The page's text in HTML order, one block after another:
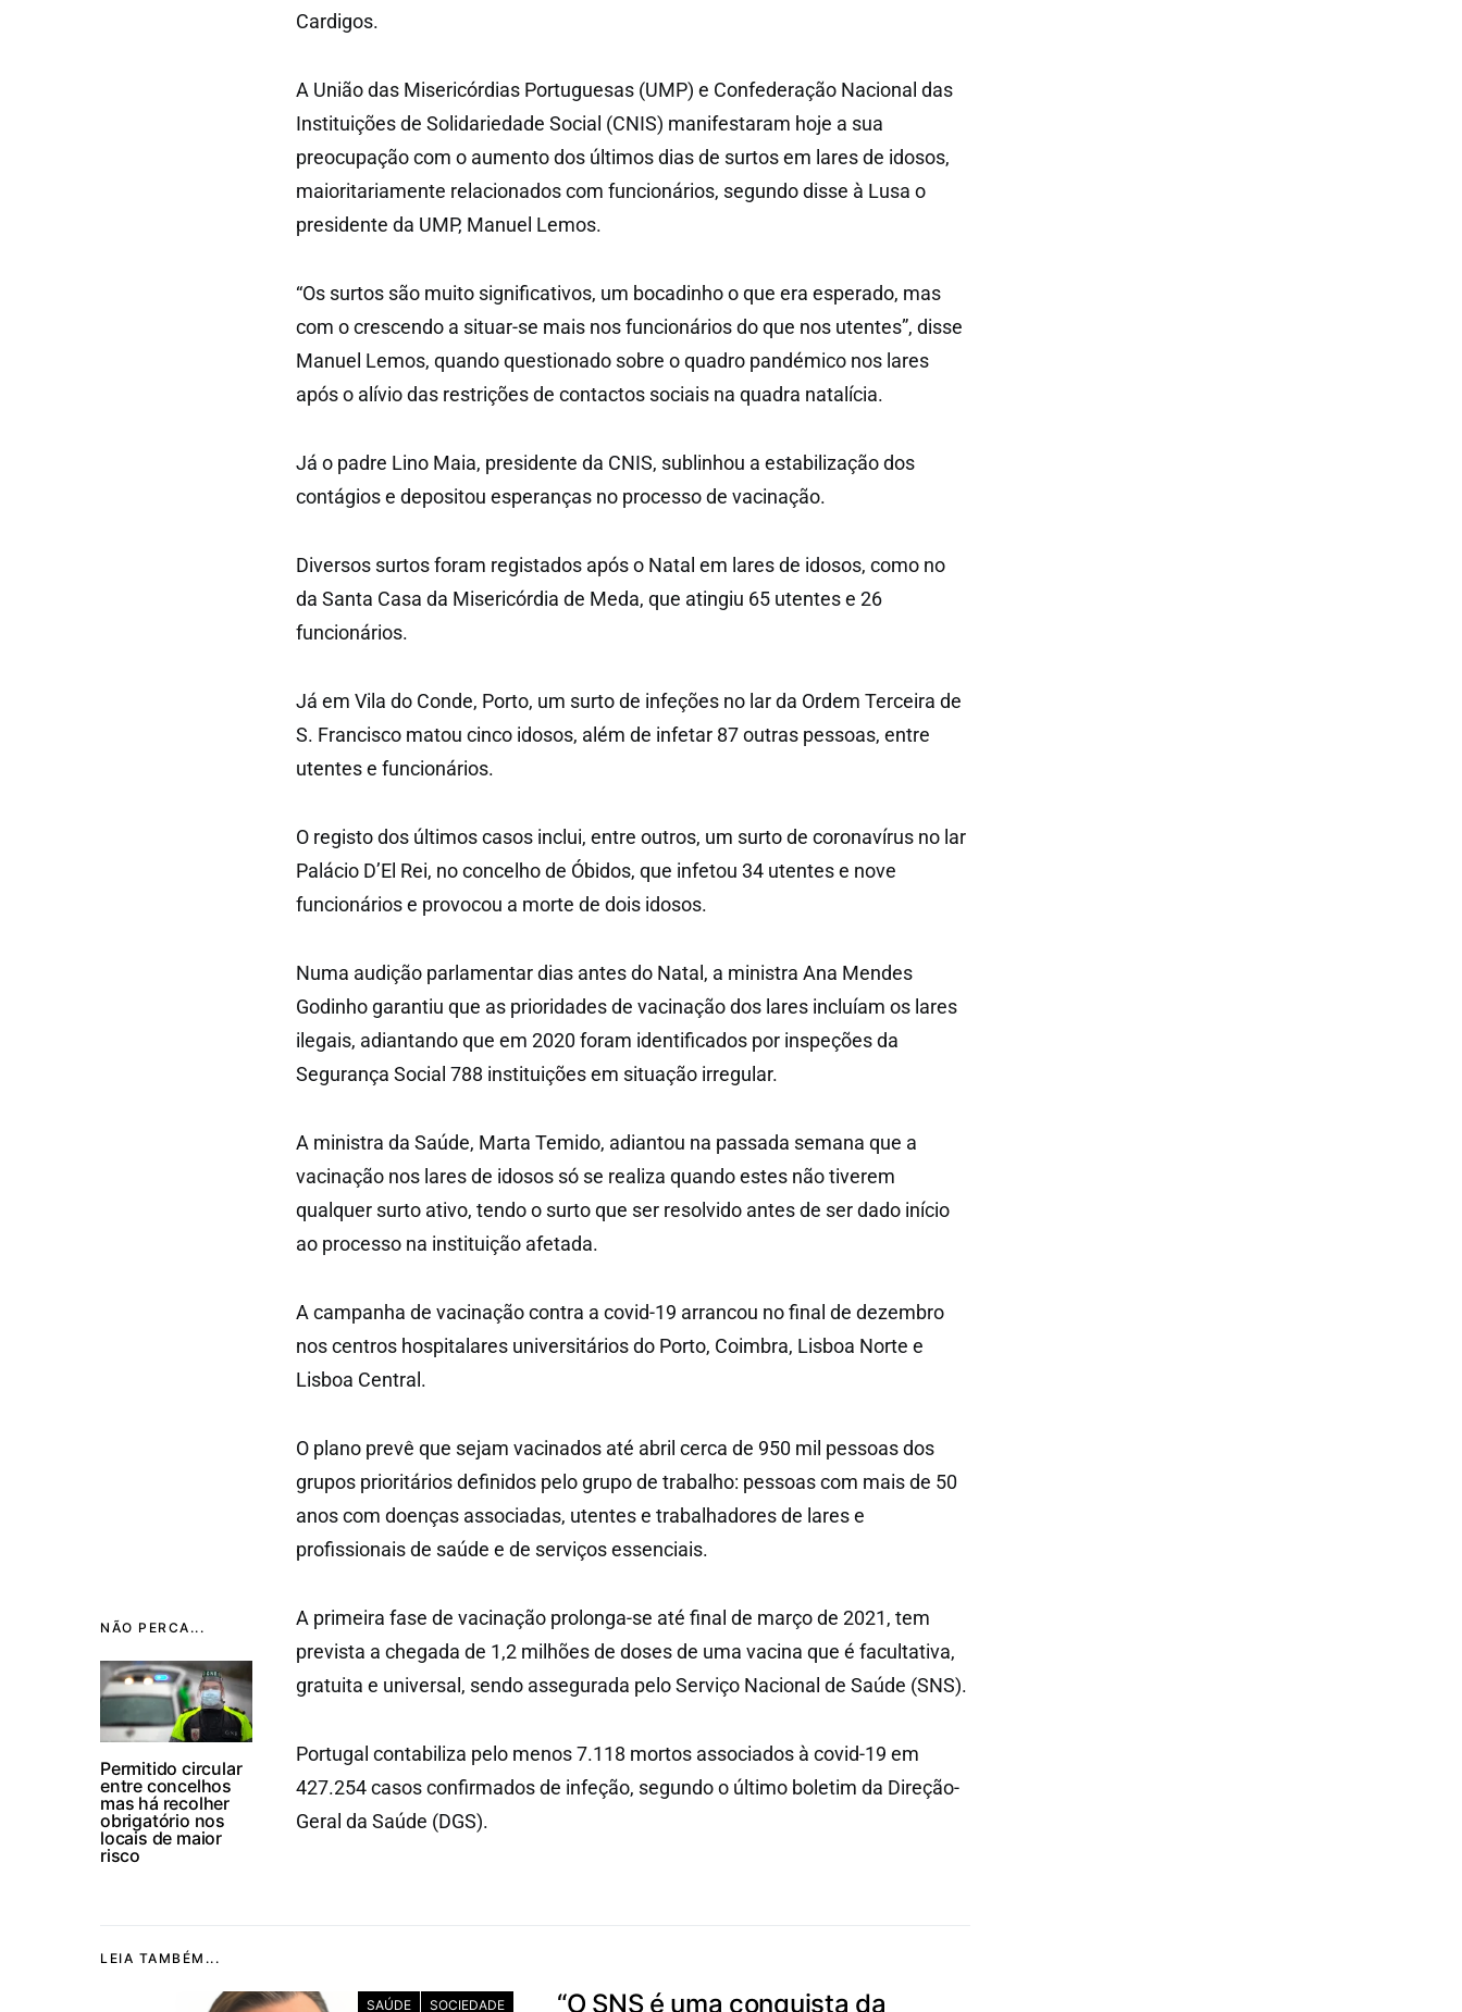
NÃO PERCA...
Permitido circular
entre concelhos
mas há recolher
obrigatório nos
locais de maior
risco
Cardigos.
A União das Misericórdias Portuguesas (UMP) e Confederação Nacional das
Instituições de Solidariedade Social (CNIS) manifestaram hoje a sua
preocupação com o aumento dos últimos dias de surtos em lares de idosos,
maioritariamente relacionados com funcionários, segundo disse à Lusa o
presidente da UMP, Manuel Lemos.
“Os surtos são muito significativos, um bocadinho o que era esperado, mas
com o crescendo a situar-se mais nos funcionários do que nos utentes”, disse
Manuel Lemos, quando questionado sobre o quadro pandémico nos lares
após o alívio das restrições de contactos sociais na quadra natalícia.
Já o padre Lino Maia, presidente da CNIS, sublinhou a estabilização dos
contágios e depositou esperanças no processo de vacinação.
Diversos surtos foram registados após o Natal em lares de idosos, como no
da Santa Casa da Misericórdia de Meda, que atingiu 65 utentes e 26
funcionários.
Já em Vila do Conde, Porto, um surto de infeções no lar da Ordem Terceira de
S. Francisco matou cinco idosos, além de infetar 87 outras pessoas, entre
utentes e funcionários.
O registo dos últimos casos inclui, entre outros, um surto de coronavírus no lar
Palácio D’El Rei, no concelho de Óbidos, que infetou 34 utentes e nove
funcionários e provocou a morte de dois idosos.
Numa audição parlamentar dias antes do Natal, a ministra Ana Mendes
Godinho garantiu que as prioridades de vacinação dos lares incluíam os lares
ilegais, adiantando que em 2020 foram identificados por inspeções da
Segurança Social 788 instituições em situação irregular.
A ministra da Saúde, Marta Temido, adiantou na passada semana que a
vacinação nos lares de idosos só se realiza quando estes não tiverem
qualquer surto ativo, tendo o surto que ser resolvido antes de ser dado início
ao processo na instituição afetada.
A campanha de vacinação contra a covid-19 arrancou no final de dezembro
nos centros hospitalares universitários do Porto, Coimbra, Lisboa Norte e
Lisboa Central.
O plano prevê que sejam vacinados até abril cerca de 950 mil pessoas dos
grupos prioritários definidos pelo grupo de trabalho: pessoas com mais de 50
anos com doenças associadas, utentes e trabalhadores de lares e
profissionais de saúde e de serviços essenciais.
A primeira fase de vacinação prolonga-se até final de março de 2021, tem
prevista a chegada de 1,2 milhões de doses de uma vacina que é facultativa,
gratuita e universal, sendo assegurada pelo Serviço Nacional de Saúde (SNS).
Portugal contabiliza pelo menos 7.118 mortos associados à covid-19 em
427.254 casos confirmados de infeção, segundo o último boletim da Direção-
Geral da Saúde (DGS).
LEIA TAMBÉM...
SAÚDE SOCIEDADE “O SNS é uma conquista da